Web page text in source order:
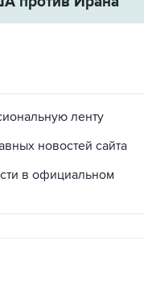
новостей сайта
в официальном
БПЛА под